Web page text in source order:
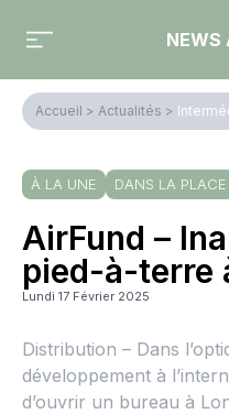
NEWS
Accueil > Actualités >
À LA UNE DANS LA PLACE
AirFund –
pied-à-terre
Lundi 17 Février 2025
Distribution – Dans
développement à
d’ouvrir un bureau à